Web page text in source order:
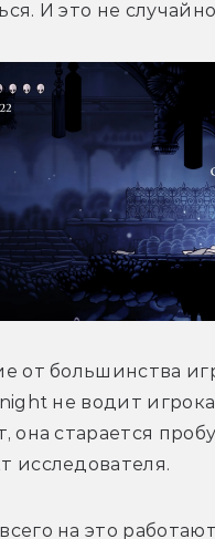
И это не
от большинства
не водит игрока
она старается
исследователя.
на это